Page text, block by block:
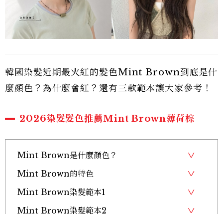
韓國染髮近期最火紅的髮色Mint Brown到底是什
麼顏色？為什麼會紅？還有三款範本讓大家參考！
2026染髮髮色推薦Mint Brown薄荷棕
Mint Brown是什麼顏色？
Mint Brown的特色
Mint Brown染髮範本1
Mint Brown染髮範本2